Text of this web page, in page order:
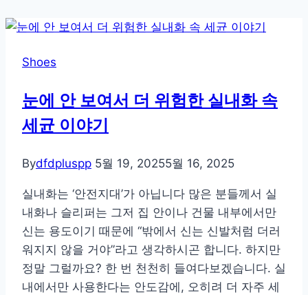
Shoes
눈에 안 보여서 더 위험한 실내화 속
세균 이야기
Bydfdpluspp 5월 19, 20255월 16, 2025
실내화는 ‘안전지대’가 아닙니다 많은 분들께서 실
내화나 슬리퍼는 그저 집 안이나 건물 내부에서만
신는 용도이기 때문에 “밖에서 신는 신발처럼 더러
워지지 않을 거야”라고 생각하시곤 합니다. 하지만
정말 그럴까요? 한 번 천천히 들여다보겠습니다. 실
내에서만 사용한다는 안도감에, 오히려 더 자주 세